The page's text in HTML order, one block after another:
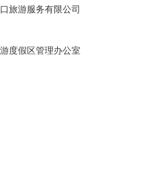
旅游服务有限公司
度假区管理办公室